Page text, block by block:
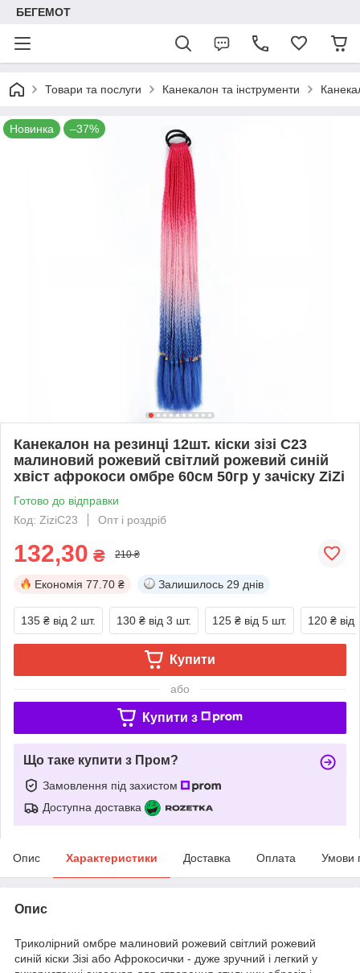
БЕГЕМОТ
Товари та послуги Канекалон та інструменти
Новинка –37%
Канекалон на резинці 12шт. кіски зізі C23
малиновий рожевий світлий рожевий синій
хвіст афрокоси омбре 60см 50гр у зачіску ZiZi
Готово до відправки
Код: ZiziC23
Опт і роздріб
132,30 ₴ 210 ₴
Економія 77.70 ₴ Залишилось 29 днів
135 ₴ від 2 шт. 130 ₴ від 3 шт. 125 ₴ від 5 шт. 120 ₴ від
Купити
або
Купити з
Що таке купити з Пром?
Замовлення під захистом
Доступна доставка
Опис Характеристики Доставка Оплата Умови
Опис
Триколірний омбре малиновий рожевий світлий рожевий
синій кіски Зізі або Афрокосички - дуже зручний і легкий у